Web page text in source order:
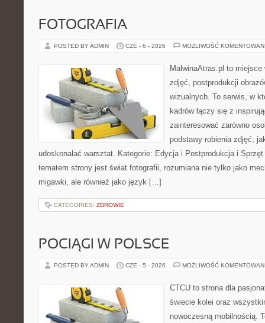
FOTOGRAFIA
POSTED BY ADMIN CZE - 6 - 2026 MOŻLIWOŚĆ
MalwinaAtras.pl to
zdjęć, postprodukcji
wizualnych. To serwis, w
kadrów łączy się z
zainteresować zarówno
podstawy robienia zdjęć,
udoskonalać warsztat. Kategorie: Edycja i Postprodukcja i Sprzęt
tematem strony jest świat fotografii, rozumiana nie tylko jako
migawki, ale również jako język […]
CATEGORIES: ZDROWIE
POCIĄGI W POLSCE
POSTED BY ADMIN CZE - 5 - 2026 MOŻLIWOŚĆ
CTCU to strona dla
świecie kolei oraz
nowoczesną mobilnością.